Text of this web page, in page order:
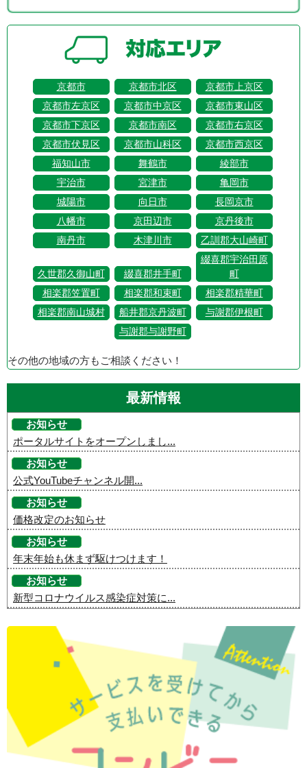
京都市 京都市北区
京都市上京区
京都市左京区
京都市中京区
京都市東山区
京都市下京区
京都市南区
京都市右京区
京都市伏見区
京都市山科区
京都市西京区
福知山市
舞鶴市
綾部市
宇治市
宮津市
亀岡市
城陽市
向日市
長岡京市
八幡市
京田辺市
京丹後市
南丹市
木津川市 乙訓郡大山崎町
久世郡久御山町 綴喜郡井手町
綴喜郡宇治田原
町
相楽郡笠置町
相楽郡和束町
相楽郡精華町
相楽郡南山城村
船井郡京丹波町
与謝郡伊根町
与謝郡与謝野町
その他の地域の方もご相談ください！
最新情報
お知らせ
ポータルサイトをオープンしまし...
お知らせ
公式YouTubeチャンネル開...
お知らせ
価格改定のお知らせ
お知らせ
年末年始も休まず駆けつけます！
お知らせ
新型コロナウイルス感染症対策に...